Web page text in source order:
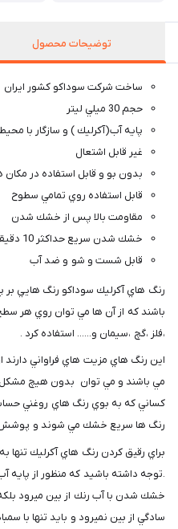
توضيحات محصول
ساخت شركت سوداكو كشور ايران
حجم 30 ميلي ليتر
پايه آب(آكرليك ) و سازگار با
غير قابل اشتعال
بدون بو و قابل استفاده در
قابل استفاده روي تمامي سطوح
مقاومت بالا پس از خشك شدن
خشك شدن سريع حداكثر 10 دقيقه
قابل شست و شو و ضد آب
رنگ هاي آكرليك سوداكو رنگ هايي بر
باشند كه از آن ها مي توان روي هر
،فلز ،گچ ،سيمان و...... استفاده كرد .
اين رنگ هاي مزيت هاي فراواني
مي باشند و مي توان بدون هيچ مشكل
كساني كه به بوي رنگ هاي روغني
رنگ ها سريع خشك مي شوند و پوشش
براي رقيق كردن رنگ هاي آكرليك تنها
.توجه داشته باشيد كه منظور از پايه
خشك شدن با آب رنك از بين ميرود
سادگي از بين نميرود و بايد تنها با